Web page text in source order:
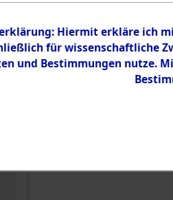
Hiermit erkläre ich
für wissenschaftliche
und Bestimmungen nutze.